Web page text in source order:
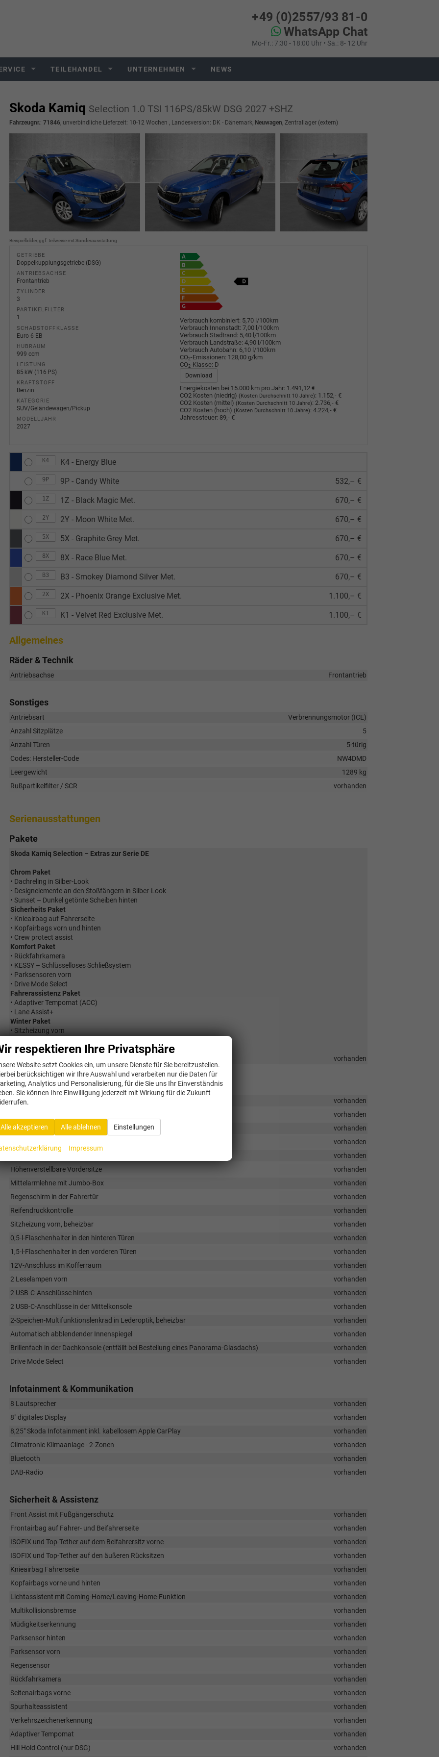
+49 (0)2557/93 81-0
WhatsApp Chat
Mo-Fr.: 7:30 - 18:00 Uhr • Sa.: 8- 12 Uhr
TEILEHANDEL UNTERNEHMEN NEWS
Skoda Kamiq Selection 1.0 TSI 116PS/85kW DSG 2027 +SHZ
Fahrzeugnr.: 71846, unverbindliche Lieferzeit: 10-12 Wochen , Landesversion: DK - Dänemark, Neuwagen, Zentrallager (extern)
Beispielbilder, ggf. teilweise mit Sonderausstattung
GETRIEBE
Doppelkupplungsgetriebe (DSG)
ANTRIEBSACHSE
Frontantrieb
ZYLINDER
3
PARTIKELFILTER
1
SCHADSTOFFKLASSE
Euro 6 EB
HUBRAUM
999 ccm
LEISTUNG
85 kW (116 PS)
KRAFTSTOFF
Benzin
KATEGORIE
SUV/Geländewagen/Pickup
MODELLJAHR
2027
Verbrauch kombiniert: 5,70 l/100km
Verbrauch Innenstadt: 7,00 l/100km
Verbrauch Stadtrand: 5,40 l/100km
Verbrauch Landstraße: 4,90 l/100km
Verbrauch Autobahn: 6,10 l/100km
CO2-Emissionen: 128,00 g/km
CO2-Klasse: D
Download
Energiekosten bei 15.000 km pro Jahr: 1.491,12 €
CO2 Kosten (niedrig) (Kosten Durchschnitt 10 Jahre): 1.152,- €
CO2 Kosten (mittel) (Kosten Durchschnitt 10 Jahre): 2.736,- €
CO2 Kosten (hoch) (Kosten Durchschnitt 10 Jahre): 4.224,- €
Jahressteuer: 89,- €
K4 K4 - Energy Blue
9P 9P - Candy White 532,– €
1Z 1Z - Black Magic Met. 670,– €
2Y 2Y - Moon White Met. 670,– €
5X 5X - Graphite Grey Met. 670,– €
8X 8X - Race Blue Met. 670,– €
B3 B3 - Smokey Diamond Silver Met. 670,– €
2X 2X - Phoenix Orange Exclusive Met. 1.100,– €
K1 K1 - Velvet Red Exclusive Met. 1.100,– €
Allgemeines
Räder & Technik
Antriebsachse Frontantrieb
Sonstiges
Antriebsart
Verbrennungsmotor (ICE)
Anzahl Sitzplätze
5
Anzahl Türen
5-türig
Codes: Hersteller-Code
NW4DMD
Leergewicht
1289 kg
Rußpartikelfilter / SCR
vorhanden
Serienausstattungen
Pakete
Skoda Kamiq Selection – Extras zur Serie DE
Chrom Paket
• Dachreling in Silber-Look
• Designelemente an den Stoßfängern in Silber-Look
• Sunset – Dunkel getönte Scheiben hinten
Sicherheits Paket
• Knieairbag auf Fahrerseite
• Kopfairbags vorn und hinten
• Crew protect assist
Komfort Paket
• Rückfahrkamera
• KESSY – Schlüsselloses Schließsystem
• Parksensoren vorn
• Drive Mode Select
Fahrerassistenz Paket
• Adaptiver Tempomat (ACC)
• Lane Assist+
Winter Paket
• Sitzheizung vorn
• 2-Speichen-Multifunktionslederlenkrad, beheizbar
vorhanden
Innen
Elektrische Fensterheber hinten
vorhanden
vorhanden
Geteilte Rücksitzbank 60/40
vorhanden
vorhanden
vorhanden
Höhenverstellbare Vordersitze
vorhanden
Mittelarmlehne mit Jumbo-Box
vorhanden
Regenschirm in der Fahrertür
vorhanden
Reifendruckkontrolle
vorhanden
Sitzheizung vorn, beheizbar
vorhanden
0,5-l-Flaschenhalter in den hinteren Türen
vorhanden
1,5-l-Flaschenhalter in den vorderen Türen
vorhanden
12V-Anschluss im Kofferraum
vorhanden
2 Leselampen vorn
vorhanden
2 USB-C-Anschlüsse hinten
vorhanden
2 USB-C-Anschlüsse in der Mittelkonsole
vorhanden
2-Speichen-Multifunktionslenkrad in Lederoptik, beheizbar
vorhanden
Automatisch abblendender Innenspiegel
vorhanden
Brillenfach in der Dachkonsole (entfällt bei Bestellung eines Panorama-Glasdachs)
vorhanden
Drive Mode Select
vorhanden
Infotainment & Kommunikation
8 Lautsprecher
vorhanden
8" digitales Display
vorhanden
8,25" Skoda Infotainment inkl. kabellosem Apple CarPlay
vorhanden
Climatronic Klimaanlage - 2-Zonen
vorhanden
Bluetooth
vorhanden
DAB-Radio
vorhanden
Sicherheit & Assistenz
Front Assist mit Fußgängerschutz
vorhanden
Frontairbag auf Fahrer- und Beifahrerseite
vorhanden
ISOFIX und Top-Tether auf dem Beifahrersitz vorne
vorhanden
ISOFIX und Top-Tether auf den äußeren Rücksitzen
vorhanden
Knieairbag Fahrerseite
vorhanden
Kopfairbags vorne und hinten
vorhanden
Lichtassistent mit Coming-Home/Leaving-Home-Funktion
vorhanden
Multikollisionsbremse
vorhanden
Müdigkeitserkennung
vorhanden
Parksensor hinten
vorhanden
Parksensor vorn
vorhanden
Regensensor
vorhanden
Rückfahrkamera
vorhanden
Seitenairbags vorne
vorhanden
Spurhalteassistent
vorhanden
Verkehrszeichenerkennung
vorhanden
Adaptiver Tempomat
vorhanden
Hill Hold Control (nur DSG)
vorhanden
respektieren Ihre Privatsphäre
Website setzt Cookies ein, um unsere Dienste für Sie bereitzustellen.
berücksichtigen wir Ihre Auswahl und verarbeiten nur die Daten für
Analytics und Personalisierung, für die Sie uns Ihr Einverständnis
Sie können Ihre Einwilligung jederzeit mit Wirkung für die Zukunft
Alle akzeptieren Alle ablehnen Einstellungen
Impressum